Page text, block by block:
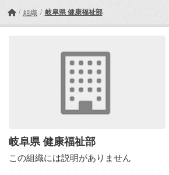
組織 岐阜県 健康福祉部
岐阜県 健康福祉部
この組織には説明がありません